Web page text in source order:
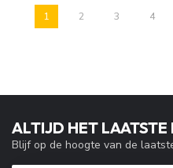
1 2 3 4
ALTIJD HET LAATSTE
Blijf op de hoogte van de